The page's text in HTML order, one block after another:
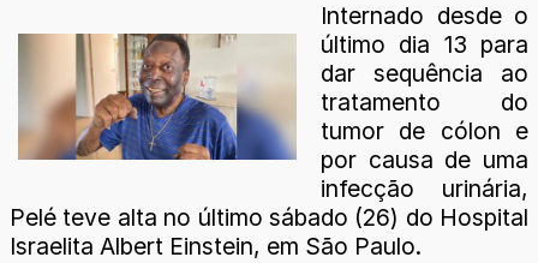
Internado desde o
último dia 13 para
dar sequência ao
tratamento do
tumor de cólon e
por causa de uma
infecção urinária,
Pelé teve alta no último sábado (26) do Hospital
Israelita Albert Einstein, em São Paulo.